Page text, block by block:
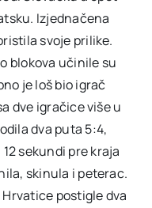
Izjednačena
svoje prilike.
blokova učinile su
je loš bio igrač
dve igračice više u
dva puta 5:4,
sekundi pre kraja
skinula i peterac.
postigle dva